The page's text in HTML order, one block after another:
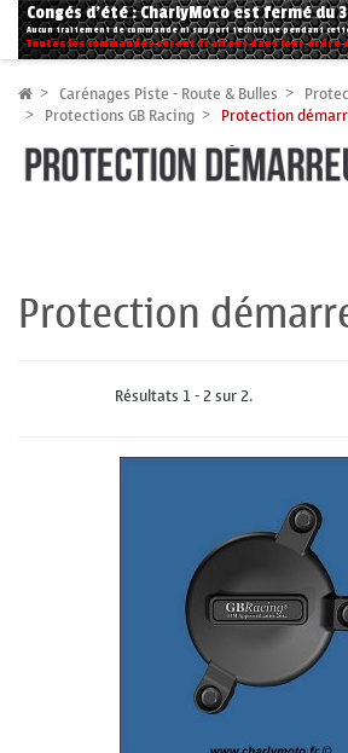
Congés d'été : CharlyMoto est fermé du
Aucun traitement de commande ni support technique pendant
Toutes les commandes seront traitées dans leur
Carénages Piste - Route & Bulles
Protections GB Racing Protection
Protection
Résultats 1 - 2 sur 2.